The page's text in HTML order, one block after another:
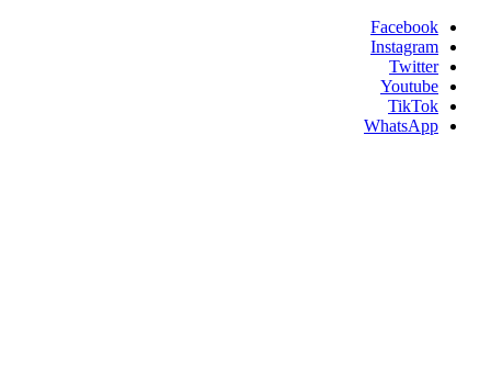
Skip
content
Facebook
Instagram
Twitter
Youtube
TikTok
WhatsApp